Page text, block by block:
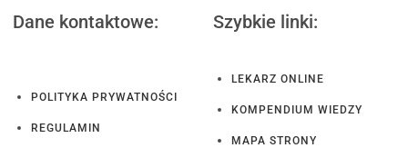
Dane kontaktowe:
POLITYKA PRYWATNOŚCI
REGULAMIN
Szybkie linki:
LEKARZ ONLINE
KOMPENDIUM WIEDZY
MAPA STRONY